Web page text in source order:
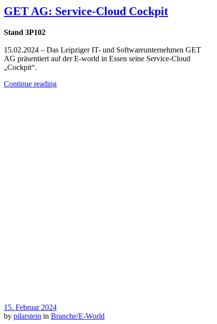
GET AG: Service-Cloud Cockpit
Stand 3P102
15.02.2024 – Das Leipziger IT- und Softwareunternehmen GET
AG präsentiert auf der E-world in Essen seine Service-Cloud
„Cockpit“.
Continue reading
15. Februar 2024
by pilarstein in Branche/E-World